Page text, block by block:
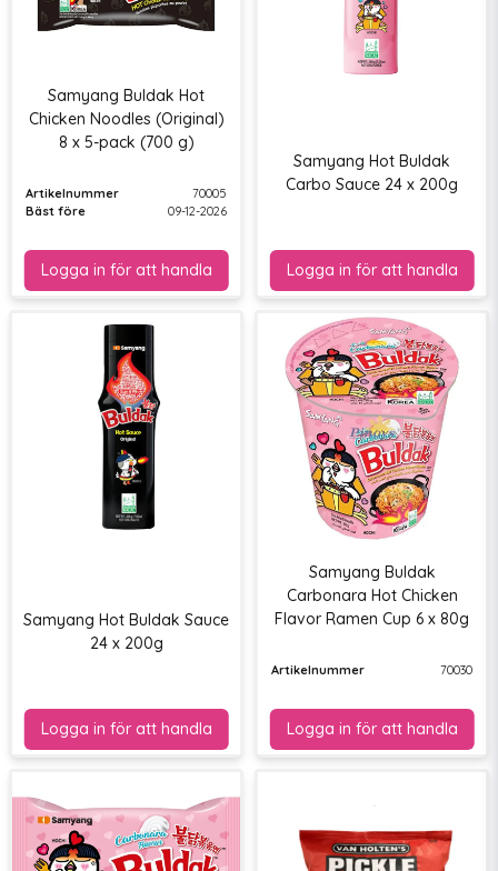
Samyang Buldak Hot
Chicken Noodles (Original)
8 x 5-pack (700 g)
Artikelnummer
70005
Bäst före
09-12-2026
Samyang Hot Buldak
Carbo Sauce 24 x 200g
Samyang Hot Buldak Sauce
24 x 200g
Samyang Buldak
Carbonara Hot Chicken
Flavor Ramen Cup 6 x 80g
Artikelnummer 70030